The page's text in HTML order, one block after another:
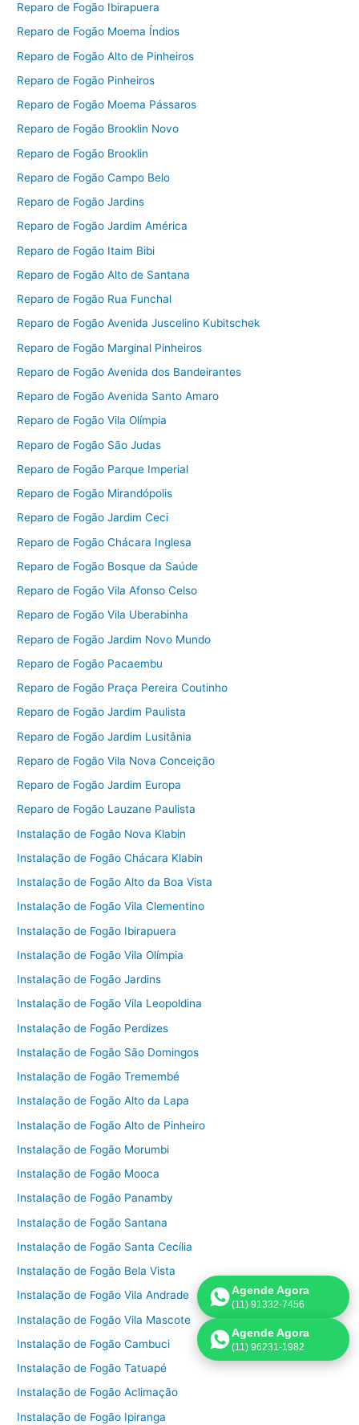
Reparo de Fogão Ibirapuera
Reparo de Fogão Moema Índios
Reparo de Fogão Alto de Pinheiros
Reparo de Fogão Pinheiros
Reparo de Fogão Moema Pássaros
Reparo de Fogão Brooklin Novo
Reparo de Fogão Brooklin
Reparo de Fogão Campo Belo
Reparo de Fogão Jardins
Reparo de Fogão Jardim América
Reparo de Fogão Itaim Bibi
Reparo de Fogão Alto de Santana
Reparo de Fogão Rua Funchal
Reparo de Fogão Avenida Juscelino Kubitschek
Reparo de Fogão Marginal Pinheiros
Reparo de Fogão Avenida dos Bandeirantes
Reparo de Fogão Avenida Santo Amaro
Reparo de Fogão Vila Olímpia
Reparo de Fogão São Judas
Reparo de Fogão Parque Imperial
Reparo de Fogão Mirandópolis
Reparo de Fogão Jardim Ceci
Reparo de Fogão Chácara Inglesa
Reparo de Fogão Bosque da Saúde
Reparo de Fogão Vila Afonso Celso
Reparo de Fogão Vila Uberabinha
Reparo de Fogão Jardim Novo Mundo
Reparo de Fogão Pacaembu
Reparo de Fogão Praça Pereira Coutinho
Reparo de Fogão Jardim Paulista
Reparo de Fogão Jardim Lusitânia
Reparo de Fogão Vila Nova Conceição
Reparo de Fogão Jardim Europa
Reparo de Fogão Lauzane Paulista
Instalação de Fogão Nova Klabin
Instalação de Fogão Chácara Klabin
Instalação de Fogão Alto da Boa Vista
Instalação de Fogão Vila Clementino
Instalação de Fogão Ibirapuera
Instalação de Fogão Vila Olímpia
Instalação de Fogão Jardins
Instalação de Fogão Vila Leopoldina
Instalação de Fogão Perdizes
Instalação de Fogão São Domingos
Instalação de Fogão Tremembé
Instalação de Fogão Alto da Lapa
Instalação de Fogão Alto de Pinheiro
Instalação de Fogão Morumbi
Instalação de Fogão Mooca
Instalação de Fogão Panamby
Instalação de Fogão Santana
Instalação de Fogão Santa Cecília
Instalação de Fogão Bela Vista
Instalação de Fogão Vila Andrade
Instalação de Fogão Vila Mascote
Instalação de Fogão Cambuci
Instalação de Fogão Tatuapé
Instalação de Fogão Aclimação
Instalação de Fogão Ipiranga
Agende Agora
(11) 91332-7456
Agende Agora
(11) 96231-1982